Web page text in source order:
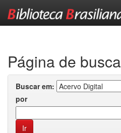
Página de busca
Buscar em:
por